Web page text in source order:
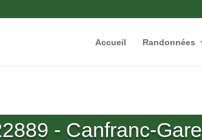
Accueil Randonnées
- Canfranc-Gare